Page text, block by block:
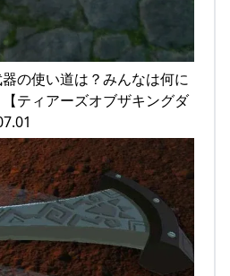
器の使い道は？みんなは何に
ティアーズオブザキングダ